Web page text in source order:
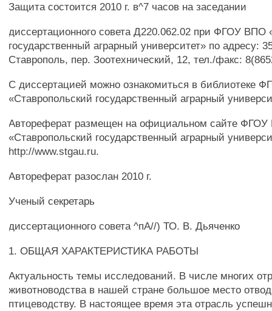
Защита состоится 2010 г. в^7 часов на заседании
диссертационного совета Д220.062.02 при ФГОУ ВПО
государственный аграрный университет» по адресу:
Ставрополь, пер. Зоотехнический, 12, тел./факс:
С диссертацией можно ознакомиться в библиотеке
«Ставропольский государственный аграрный
Автореферат размещен на официальном сайте
«Ставропольский государственный аграрный
http://www.stgau.ru.
Автореферат разослан 2010 г.
Ученый секретарь
диссертационного совета ^пА//) ТО. В. Дьяченко
1. ОБЩАЯ ХАРАКТЕРИСТИКА РАБОТЫ
Актуальность темы исследований. В числе многих
животноводства в нашей стране большое место
птицеводству. В настоящее время эта отрасль